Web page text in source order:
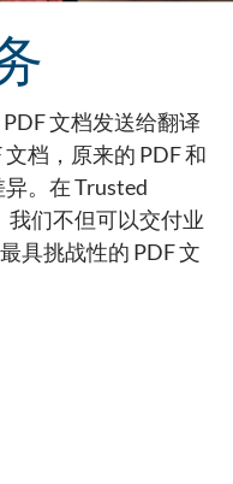
文档发送给翻译
档，原来的 PDF 和
。在 Trusted
们不但可以交付业
具挑战性的 PDF 文